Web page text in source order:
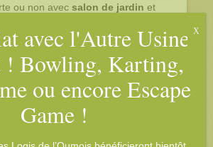
ou non avec salon de jardin et
avec l'Autre Usine
! Bowling, Karting,
ou encore Escape
Game !
X